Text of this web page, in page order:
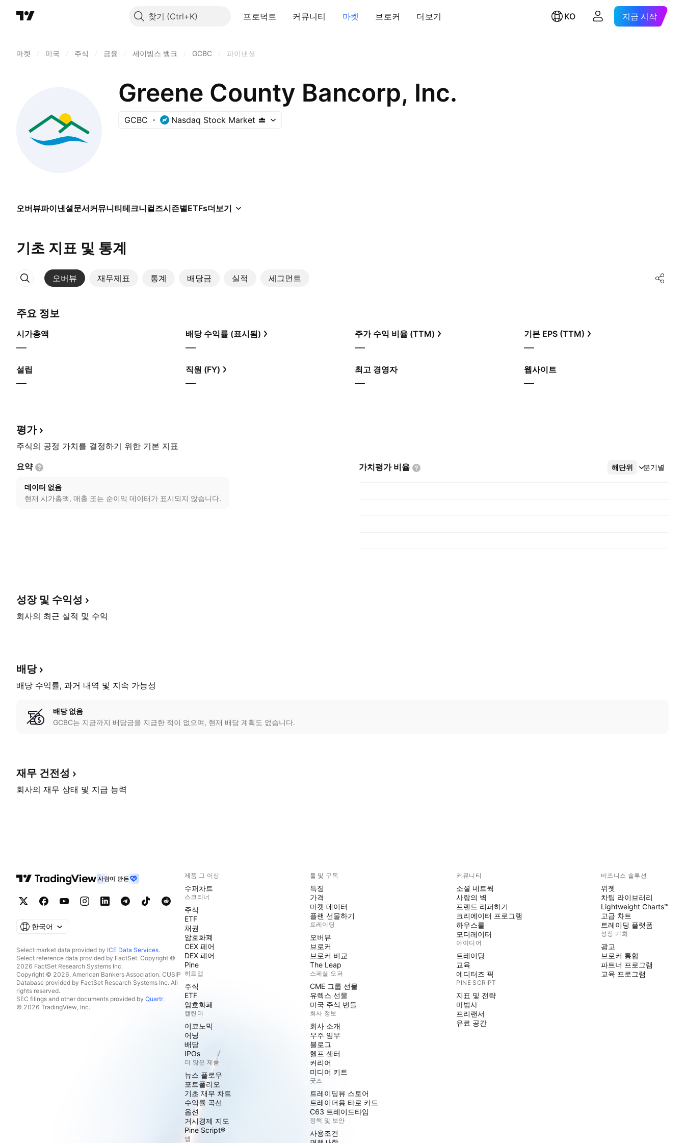
찾기 프로덕트 커뮤니티 마켓 브로커 더보기 KO 지금 시작
마켓 미국 주식 금융 세이빙스 뱅크 GCBC 파이낸셜
Greene County Bancorp, Inc.
GCBC Nasdaq Stock Market
오버뷰파이낸셜문서커뮤니티테크니컬즈시즌별ETFs더보기
기초 지표 및 통계
오버뷰 재무제표 통계 배당금 실적 세그먼트
More
주요 정보
시가총액
—
배당 수익률 (표시됨)
—
주가 수익 비율 (TTM)
—
기본 EPS (TTM)
—
설립
—
직원 (FY)
—
최고 경영자
—
웹사이트
—
평가
주식의 공정 가치를 결정하기 위한 기본 지표
요약
데이터 없음
현재 시가총액, 매출 또는 순이익 데이터가 표시되지 않습니다.
가치평가 비율 해단위 분기별
더보기
성장 및 수익성
회사의 최근 실적 및 수익
배당
배당 수익률, 과거 내역 및 지속 가능성
배당 없음
GCBC는 지금까지 배당금을 지급한 적이 없으며, 현재 배당 계획도 없습니다.
재무 건전성
회사의 재무 상태 및 지급 능력
사람이 만든
한국어
Select market data provided by ICE Data Services.
Select reference data provided by FactSet. Copyright ©
2026 FactSet Research Systems Inc.
Copyright © 2026, American Bankers Association. CUSIP
Database provided by FactSet Research Systems Inc. All
rights reserved.
SEC filings and other documents provided by Quartr.
© 2026 TradingView, Inc.
제품 그 이상
수퍼차트
스크리너
주식
ETF
채권
암호화폐
CEX 페어
DEX 페어
Pine
히트맵
주식
ETF
암호화폐
캘린더
이코노믹
어닝
배당
IPOs
더 많은 제품
뉴스 플로우
포트폴리오
기초 재무 차트
수익률 곡선
옵션
거시경제 지도
Pine Script®
앱
툴 및 구독
특징
가격
마켓 데이터
플랜 선물하기
트레이딩
오버뷰
브로커
브로커 비교
The Leap
스페셜 오퍼
CME 그룹 선물
유렉스 선물
미국 주식 번들
회사 정보
회사 소개
우주 임무
블로그
헬프 센터
커리어
미디어 키트
굿즈
트레이딩뷰 스토어
트레이더용 타로 카드
C63 트레이드타임
정책 및 보안
사용조건
커뮤니티
소셜 네트웍
사랑의 벽
프렌드 리퍼하기
크리에이터 프로그램
하우스룰
모더레이터
아이디어
트레이딩
교육
에디터즈 픽
PINE SCRIPT
지표 및 전략
마법사
프리랜서
유료 공간
비즈니스 솔루션
위젯
차팅 라이브러리
Lightweight Charts™
고급 차트
트레이딩 플랫폼
성장 기회
광고
브로커 통합
파트너 프로그램
교육 프로그램